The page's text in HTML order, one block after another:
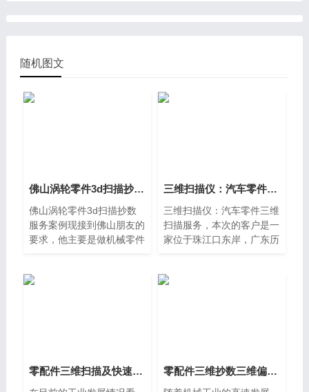
随机图文
佛山涡轮零件3d扫描抄数服务案例，三维扫描仪怎么扫描
佛山涡轮零件3d扫描抄数
服务案例现接到佛山朋友的
要求，他主要是做机械零件
据扫描出来，在根据数据再
三维扫描仪：汽车零件三维扫描服务
三维扫描仪：汽车零件三维
扫描服务，本次的客户是一
家位于珠江口东岸，广东历
客户提供五金模具、五金配
零配件三维扫描及快速三维检测解决方案 零配件三维抄数三维偏差尺寸测量手持式三维扫描仪